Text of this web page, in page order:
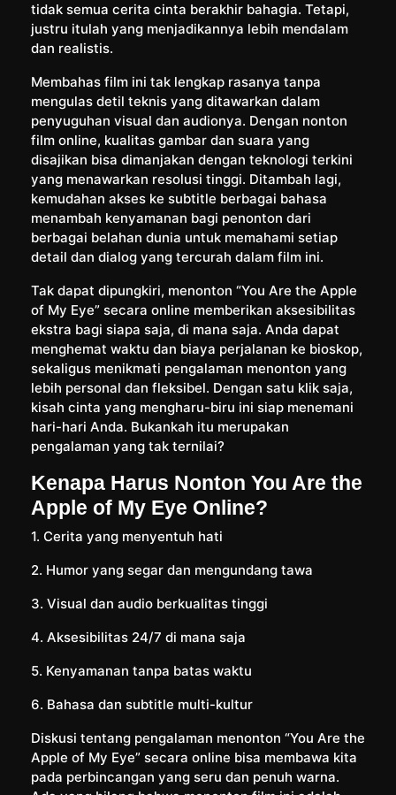
tidak semua cerita cinta berakhir bahagia. Tetapi,
justru itulah yang menjadikannya lebih mendalam
dan realistis.
Membahas film ini tak lengkap rasanya tanpa
mengulas detil teknis yang ditawarkan dalam
penyuguhan visual dan audionya. Dengan nonton
film online, kualitas gambar dan suara yang
disajikan bisa dimanjakan dengan teknologi terkini
yang menawarkan resolusi tinggi. Ditambah lagi,
kemudahan akses ke subtitle berbagai bahasa
menambah kenyamanan bagi penonton dari
berbagai belahan dunia untuk memahami setiap
detail dan dialog yang tercurah dalam film ini.
Tak dapat dipungkiri, menonton “You Are the Apple
of My Eye” secara online memberikan aksesibilitas
ekstra bagi siapa saja, di mana saja. Anda dapat
menghemat waktu dan biaya perjalanan ke bioskop,
sekaligus menikmati pengalaman menonton yang
lebih personal dan fleksibel. Dengan satu klik saja,
kisah cinta yang mengharu-biru ini siap menemani
hari-hari Anda. Bukankah itu merupakan
pengalaman yang tak ternilai?
Kenapa Harus Nonton You Are the
Apple of My Eye Online?
1. Cerita yang menyentuh hati
2. Humor yang segar dan mengundang tawa
3. Visual dan audio berkualitas tinggi
4. Aksesibilitas 24/7 di mana saja
5. Kenyamanan tanpa batas waktu
6. Bahasa dan subtitle multi-kultur
Diskusi tentang pengalaman menonton “You Are the
Apple of My Eye” secara online bisa membawa kita
pada perbincangan yang seru dan penuh warna.